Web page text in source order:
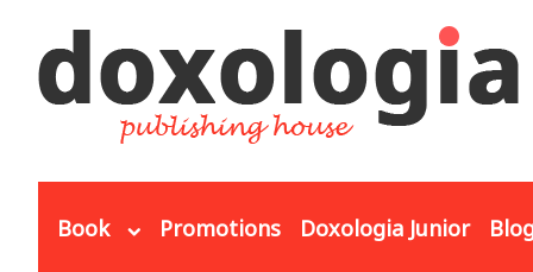
Book Promotions Doxologia Junior